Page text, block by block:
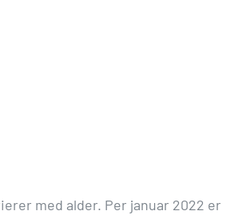
med alder. Per januar 2022 er